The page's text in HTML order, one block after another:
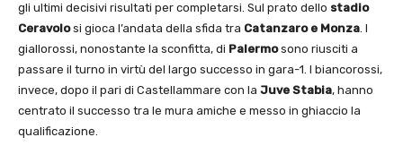
gli ultimi decisivi risultati per completarsi. Sul prato dello stadio
Ceravolosi gioca l’andata della sfida tra Catanzaro e Monza. I
giallorossi, nonostante la sconfitta, di Palermosono riusciti a
passare il turno in virtù del largo successo in gara-1. I biancorossi,
invece, dopo il pari di Castellammare con la Juve Stabia, hanno
centrato il successo tra le mura amiche e messo in ghiaccio la
qualificazione.